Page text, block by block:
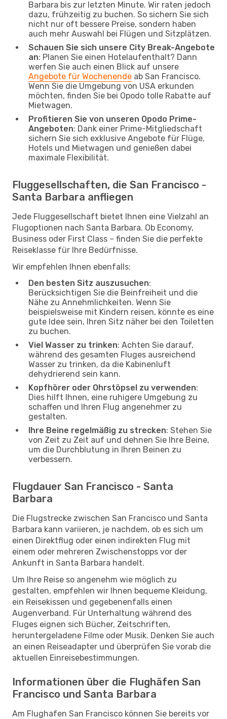
Barbara bis zur letzten Minute. Wir raten jedoch
dazu, frühzeitig zu buchen. So sichern Sie sich
nicht nur oft bessere Preise, sondern haben
auch mehr Auswahl bei Flügen und Sitzplätzen.
Schauen Sie sich unsere City Break-Angebote
an: Planen Sie einen Hotelaufenthalt? Dann
werfen Sie auch einen Blick auf unsere
Angebote für Wochenende ab San Francisco.
Wenn Sie die Umgebung von USA erkunden
möchten, finden Sie bei Opodo tolle Rabatte auf
Mietwagen.
Profitieren Sie von unseren Opodo Prime-
Angeboten: Dank einer Prime-Mitgliedschaft
sichern Sie sich exklusive Angebote für Flüge,
Hotels und Mietwagen und genießen dabei
maximale Flexibilität.
Fluggesellschaften, die San Francisco -
Santa Barbara anfliegen
Jede Fluggesellschaft bietet Ihnen eine Vielzahl an
Flugoptionen nach Santa Barbara. Ob Economy,
Business oder First Class – finden Sie die perfekte
Reiseklasse für Ihre Bedürfnisse.
Wir empfehlen Ihnen ebenfalls:
Den besten Sitz auszusuchen:
Berücksichtigen Sie die Beinfreiheit und die
Nähe zu Annehmlichkeiten. Wenn Sie
beispielsweise mit Kindern reisen, könnte es eine
gute Idee sein, Ihren Sitz näher bei den Toiletten
zu buchen.
Viel Wasser zu trinken: Achten Sie darauf,
während des gesamten Fluges ausreichend
Wasser zu trinken, da die Kabinenluft
dehydrierend sein kann.
Kopfhörer oder Ohrstöpsel zu verwenden:
Dies hilft Ihnen, eine ruhigere Umgebung zu
schaffen und Ihren Flug angenehmer zu
gestalten.
Ihre Beine regelmäßig zu strecken: Stehen Sie
von Zeit zu Zeit auf und dehnen Sie Ihre Beine,
um die Durchblutung in Ihren Beinen zu
verbessern.
Flugdauer San Francisco - Santa
Barbara
Die Flugstrecke zwischen San Francisco und Santa
Barbara kann variieren, je nachdem, ob es sich um
einen Direktflug oder einen indirekten Flug mit
einem oder mehreren Zwischenstopps vor der
Ankunft in Santa Barbara handelt.
Um Ihre Reise so angenehm wie möglich zu
gestalten, empfehlen wir Ihnen bequeme Kleidung,
ein Reisekissen und gegebenenfalls einen
Augenverband. Für Unterhaltung während des
Fluges eignen sich Bücher, Zeitschriften,
heruntergeladene Filme oder Musik. Denken Sie auch
an einen Reiseadapter und überprüfen Sie vorab die
aktuellen Einreisebestimmungen.
Informationen über die Flughäfen San
Francisco und Santa Barbara
Am Flughafen San Francisco können Sie bereits vor